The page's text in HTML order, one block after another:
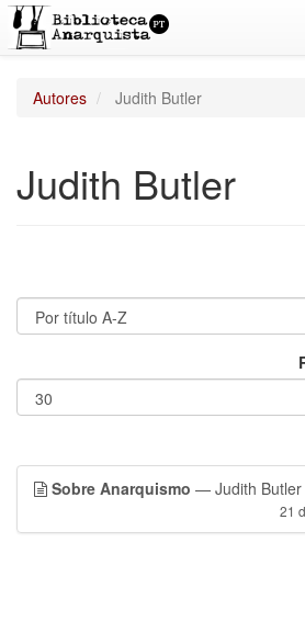
Autores Judith Butler
Judith Butler
Sobre Anarquismo — Judith Butler
21